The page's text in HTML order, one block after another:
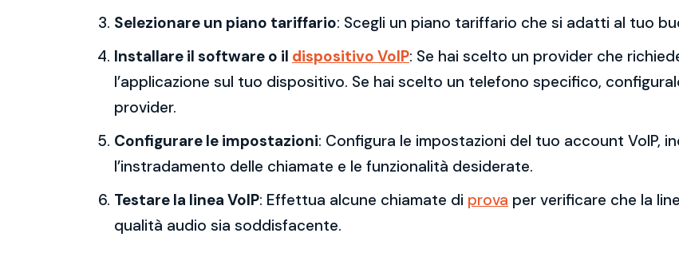
Selezionare un piano tariffario: Scegli un piano tariffario che si adatti al tuo
Installare il software o il dispositivo VoIP: Se hai scelto un provider che
l’applicazione sul tuo dispositivo. Se hai scelto un telefono specifico,
provider.
Configurare le impostazioni: Configura le impostazioni del tuo account VoIP,
l’instradamento delle chiamate e le funzionalità desiderate.
Testare la linea VoIP: Effettua alcune chiamate di prova per verificare che la
qualità audio sia soddisfacente.